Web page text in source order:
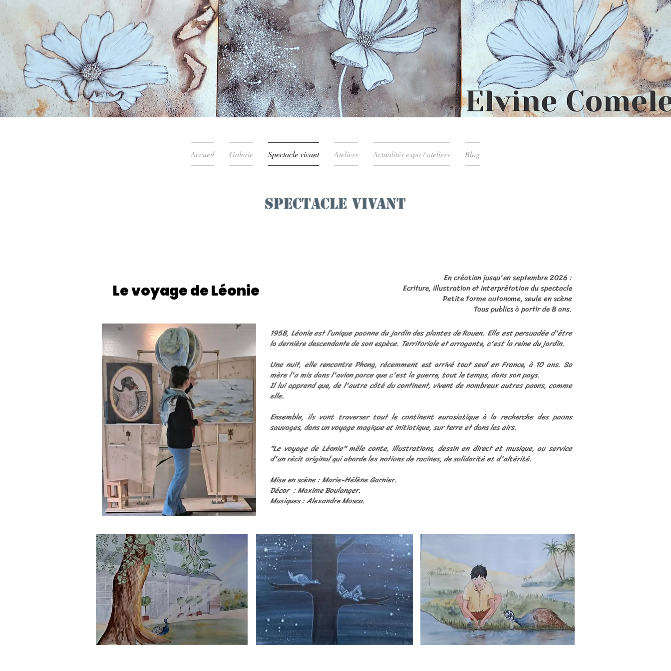
Accueil Galerie Spectacle vivant Ateliers Actualités expo / ateliers Blog
Spectacle vivant
En création jusqu'en septembre 2026 :
Ecriture, illustration et interprétation du spectacle
Petite forme autonome, seule en scène
Tous publics à partir de 8 ans.
Le voyage de Léonie
1958, Léonie est l’unique paonne du jardin des plantes de Rouen. Elle est persuadée d'être
la dernière descendante de son espèce. Territoriale et arrogante, c'est la reine du jardin.
Une nuit, elle rencontre Phong, récemment est arrivé tout seul en France, à 10 ans. Sa
mère l'a mis dans l'avion parce que c'est la guerre, tout le temps, dans son pays.
Il lui apprend que, de l'autre côté du continent, vivent de nombreux autres paons, comme
elle.
Ensemble, ils vont traverser tout le continent eurasiatique à la recherche des paons
sauvages, dans un voyage magique et initiatique, sur terre et dans les airs.
"Le voyage de Léonie" mêle conte, illustrations, dessin en direct et musique, au service
d'un récit original qui aborde les notions de racines, de solidarité et d'altérité.
Mise en scène : Marie-Hélène Garnier.
Décor : Maxime Boulanger.
Musiques : Alexandre Mosca.